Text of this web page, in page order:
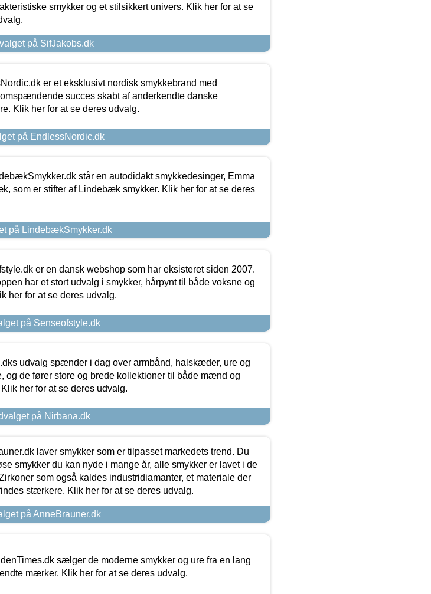
smykker og et stilsikkert univers. Klik her for at se
på SifJakobs.dk
er et eksklusivt nordisk smykkebrand med
succes skabt af anderkendte danske
Klik her for at se deres udvalg.
på EndlessNordic.dk
står en autodidakt smykkedesinger, Emma
som er stifter af Lindebæk smykker. Klik her for at se deres
på LindebækSmykker.dk
er en dansk webshop som har eksisteret siden 2007.
har et stort udvalg i smykker, hårpynt til både voksne og
her for at se deres udvalg.
på Senseofstyle.dk
udvalg spænder i dag over armbånd, halskæder, ure og
og de fører store og brede kollektioner til både mænd og
Klik her for at se deres udvalg.
på Nirbana.dk
laver smykker som er tilpasset markedets trend. Du
smykker du kan nyde i mange år, alle smykker er lavet i de
som også kaldes industridiamanter, et materiale der
stærkere. Klik her for at se deres udvalg.
på AnneBrauner.dk
sælger de moderne smykker og ure fra en lang
mærker. Klik her for at se deres udvalg.